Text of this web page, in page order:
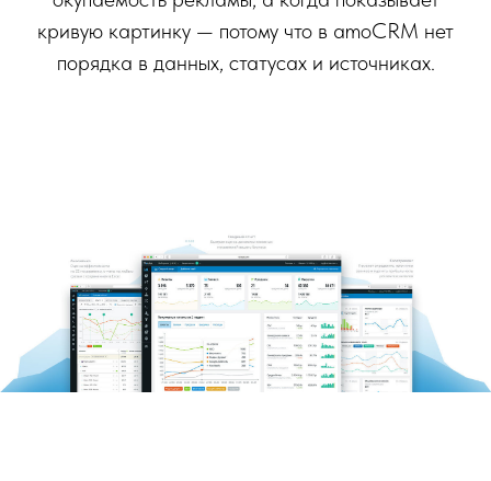
кривую картинку — потому что в amoCRM нет
порядка в данных, статусах и источниках.